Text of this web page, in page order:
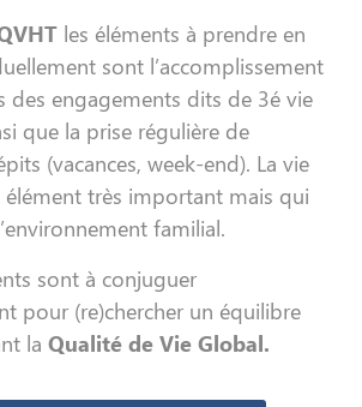
les éléments à prendre en
sont l’accomplissement
des engagements dits de 3é vie
que la prise régulière de
(vacances, week-end). La vie
élément très important mais qui
familial.
sont à conjuguer
pour (re)chercher un équilibre
la Qualité de Vie Global.